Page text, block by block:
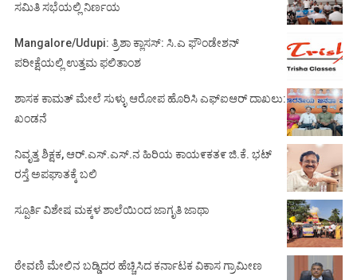
ಸಮಿತಿ ಸಭೆಯಲ್ಲಿ ನಿರ್ಣಯ
Mangalore/Udupi: ತ್ರಿಶಾ ಕ್ಲಾಸಸ್: ಸಿ.ಎ ಫೌಂಡೇಶನ್
ಪರೀಕ್ಷೆಯಲ್ಲಿ ಉತ್ತಮ ಫಲಿತಾಂಶ
ಶಾಸಕ ಕಾಮತ್ ಮೇಲೆ ಸುಳ್ಳು ಆರೋಪ ಹೊರಿಸಿ ಎಫ್‌ಐಆರ್ ದಾಖಲು:
ಖಂಡನೆ
ನಿವೃತ್ತ ಶಿಕ್ಷಕ, ಆರ್.ಎಸ್.ಎಸ್.ನ ಹಿರಿಯ ಕಾಯ೯ಕತ೯ ಜಿ.ಕೆ. ಭಟ್
ರಸ್ತೆ ಅಪಘಾತಕ್ಕೆ ಬಲಿ
ಸ್ಪೂರ್ತಿ ವಿಶೇಷ ಮಕ್ಕಳ ಶಾಲೆಯಿಂದ ಜಾಗೃತಿ ಜಾಥಾ
ಠೇವಣಿ ಮೇಲಿನ ಬಡ್ಡಿದರ ಹೆಚ್ಚಿಸಿದ ಕರ್ನಾಟಕ ವಿಕಾಸ ಗ್ರಾಮೀಣ